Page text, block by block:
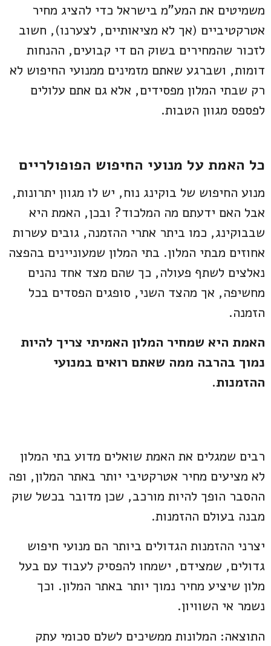
משמיטים את המע"מ בישראל כדי להציג מחיר
אטרקטיביים (אך לא מציאותיים, לצערנו), חשוב
לזכור שהמחירים בשוק הם די קבועים, ההנחות
דומות, ושברגע שאתם מזמינים ממנועי החיפוש לא
רק שבתי המלון מפסידים, אלא גם אתם עלולים
לפספס מגוון הטבות.
כל האמת על מנועי החיפוש הפופולריים
מנוע החיפוש של בוקינג נוח, יש לו מגוון יתרונות,
אבל האם ידעתם מה המלכוד? ובכן, האמת היא
שבבוקינג, כמו ביתר אתרי ההזמנה, גובים עשרות
אחוזים מבתי המלון. בתי המלון שמעוניינים בהפצה
נאלצים לשתף פעולה, כך שהם מצד אחד נהנים
מחשיפה, אך מהצד השני, סופגים הפסדים בכל
הזמנה.
האמת היא שמחיר המלון האמיתי צריך להיות
נמוך בהרבה ממה שאתם רואים במנועי
ההזמנות.
רבים שמגלים את האמת שואלים מדוע בתי המלון
לא מציעים מחיר אטרקטיבי יותר באתר המלון, ופה
ההסבר הופך להיות מורכב, שכן מדובר בכשל שוק
מבנה בעולם ההזמנות.
יצרני ההזמנות הגדולים ביותר הם מנועי חיפוש
גדולים, שמצידם, ישמחו להפסיק לעבוד עם בעל
מלון שיציע מחיר נמוך יותר באתר המלון. וכך
נשמר אי השוויון.
התוצאה: המלונות ממשיכים לשלם סכומי עתק